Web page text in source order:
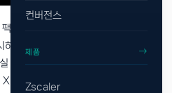
컨버전스
제품
Zscaler
토리로 확산되는 산업 환경에서 국
는 첨단 기술, 시장 동향 그리고 성
수 있는 'OT&ICT 보안 인사이트
보안 플랫폼 스텔라사이버가